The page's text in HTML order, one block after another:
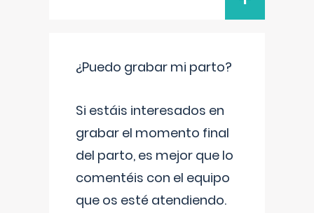
¿Puedo grabar mi parto?
Si estáis interesados en
grabar el momento final
del parto, es mejor que lo
comentéis con el equipo
que os esté atendiendo.